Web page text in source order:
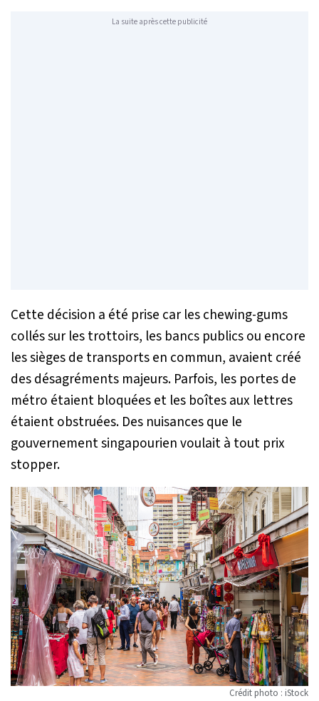
La suite après cette publicité
Cette décision a été prise car les chewing-gums
collés sur les trottoirs, les bancs publics ou encore
les sièges de transports en commun, avaient créé
des désagréments majeurs. Parfois, les portes de
métro étaient bloquées et les boîtes aux lettres
étaient obstruées. Des nuisances que le
gouvernement singapourien voulait à tout prix
stopper.
Crédit photo : iStock